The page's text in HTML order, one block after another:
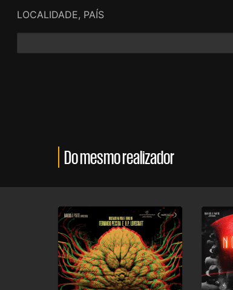
LOCALIDADE, PAÍS
Do mesmo realizador